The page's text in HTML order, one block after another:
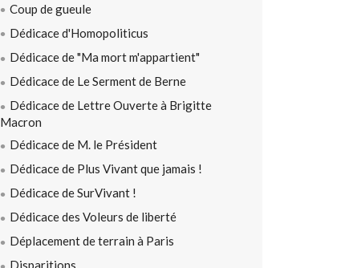
Coup de gueule
Dédicace d'Homopoliticus
Dédicace de "Ma mort m'appartient"
Dédicace de Le Serment de Berne
Dédicace de Lettre Ouverte à Brigitte
Macron
Dédicace de M. le Président
Dédicace de Plus Vivant que jamais !
Dédicace de SurVivant !
Dédicace des Voleurs de liberté
Déplacement de terrain à Paris